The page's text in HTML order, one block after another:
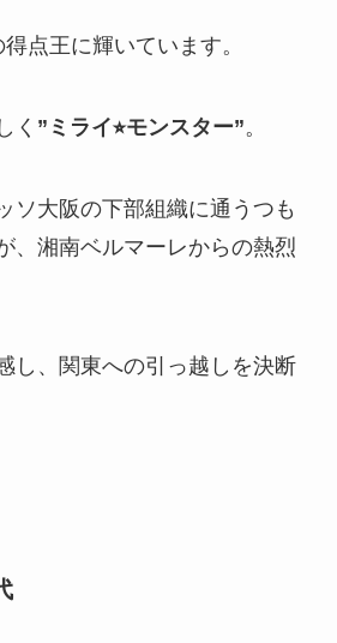
点王に輝いています。
く ”ミライ⭐︎モンスター”。
ソ大阪の下部組織に通うつも
、湘南ベルマーレからの熱烈
し、関東への引っ越しを決断